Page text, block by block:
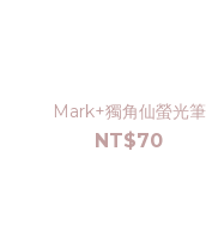
Mark+獨角仙螢光筆
NT$70